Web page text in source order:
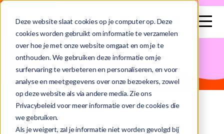
Deze website slaat cookies op je computer op. Deze
cookies worden gebruikt om informatie te verzamelen
over hoe je met onze website omgaat en om je te
onthouden. We gebruiken deze informatie om je
surfervaring te verbeteren en personaliseren, en voor
analyse en meetgegevens over onze bezoekers, zowel
op deze website als via andere media. Zie ons
Privacybeleid voor meer informatie over de cookies die
we gebruiken.
Als je weigert, zal je informatie niet worden gevolgd bij
Dit is een zoekveld waaraan een functie voor automatische
Er zijn geen suggesties want het zoekveld is leeg.
Home
Blog